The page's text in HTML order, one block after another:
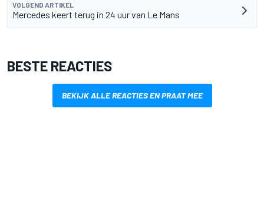
VOLGEND ARTIKEL
Mercedes keert terug in 24 uur van Le Mans
BESTE REACTIES
BEKIJK ALLE REACTIES EN PRAAT MEE